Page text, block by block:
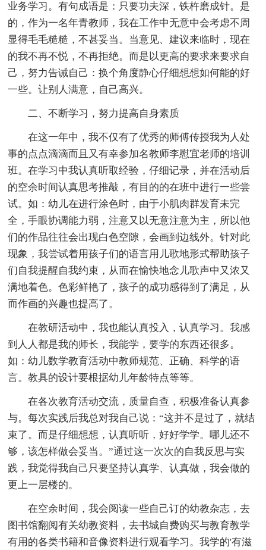
业务学习。有句成语是：只要功夫深，铁杵磨成针。是
的，作为一名年青教师，我在工作中无意中会考虑不周
显得毛毛糙糙，不甚妥当。当意见、建议来临时，现在
的我不再不悦，不再拒绝。而是以更高的要求来要求自
己，努力告诫自己：换个角度静心仔细想想如何能的好
一些。让别人满意，自己高兴。
二、不断学习，努力提高自身素质
在这一年中，我不仅有了优秀的师傅传授我为人处
事的点点滴滴而且又有幸参加名教师李慰宜老师的培训
班。在学习中我认真听取经验，仔细记录，并在活动后
的空余时间认真思考推敲，有目的的在班中进行一些尝
试。如：幼儿在进行涂色时，由于小肌肉群发育未完
全，手眼协调能力弱，注意又以无意注意为主，所以他
们的作品往往会出现白色空隙，会画到边线外。针对此
现象，我尝试着用孩子们的语言用儿歌地形式帮助孩子
们自我提醒自我约束，从而在愉快地念儿歌声中又浓又
满地着色。色彩鲜艳了，孩子的成功感得到了满足，从
而作画的兴趣也提高了。
在教研活动中，我也能认真投入，认真学习。我感
到人人都是我的师长，我能学，要学的东西还很多。
如：幼儿数学教育活动中教师规范、正确、科学的语
言。教具的设计要根据幼儿年龄特点等等。
在各次教育活动交流，质量自查，积极准备认真参
与。每次实践后我总对我自己说：“这并不是过了，就结
束了。而是仔细想想，认真听听，好好学学。哪儿还不
够，该怎样做会妥当。”通过这一次次的自我反思与实
践，我觉得我自己只要坚持认真学、认真做，我会做的
更上一层楼的。
在空余时间，我会阅读一些自己订的幼教杂志，去
图书馆翻阅有关幼教资料，去书城自费购买与教育教学
有用的各类书籍和音像资料进行观看学习。我学的'有滋